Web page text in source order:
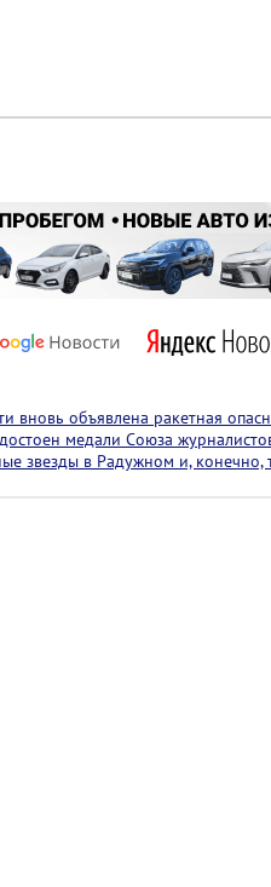
вновь объявлена ракетная
медали Союза
звезды в Радужном и, конечно,